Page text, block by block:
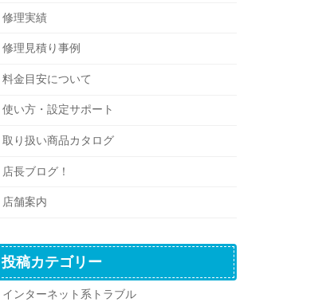
修理実績
修理見積り事例
料金目安について
使い方・設定サポート
取り扱い商品カタログ
店長ブログ！
店舗案内
投稿カテゴリー
インターネット系トラブル